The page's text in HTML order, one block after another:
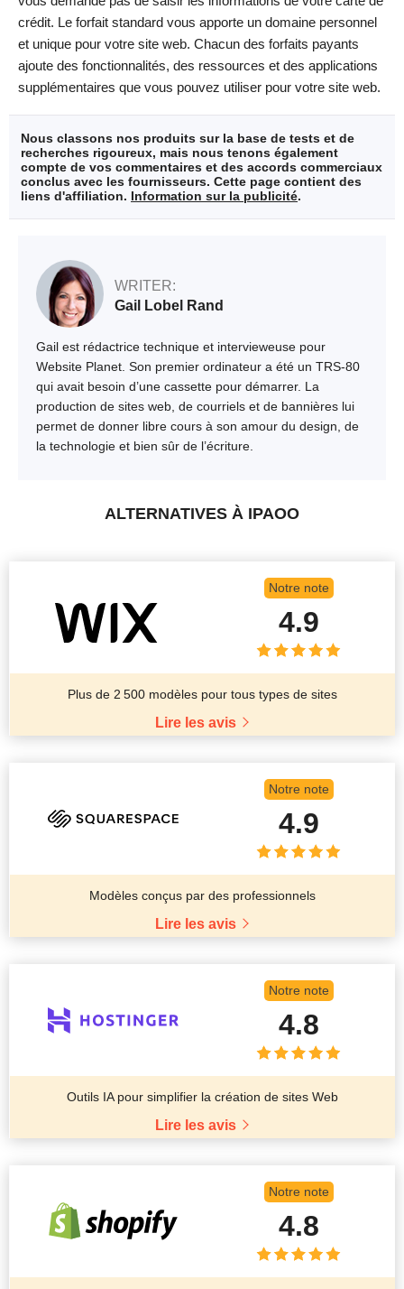
crédit. Le forfait standard vous apporte un domaine personnel
et unique pour votre site web. Chacun des forfaits payants
ajoute des fonctionnalités, des ressources et des applications
supplémentaires que vous pouvez utiliser pour votre site web.
Nous classons nos produits sur la base de tests et de
recherches rigoureux, mais nous tenons également
compte de vos commentaires et des accords commerciaux
conclus avec les fournisseurs. Cette page contient des
liens d'affiliation. Information sur la publicité.
WRITER:
Gail Lobel Rand
Gail est rédactrice technique et intervieweuse pour
Website Planet. Son premier ordinateur a été un TRS-80
qui avait besoin d’une cassette pour démarrer. La
production de sites web, de courriels et de bannières lui
permet de donner libre cours à son amour du design, de
la technologie et bien sûr de l’écriture.
ALTERNATIVES À IPAOO
Notre note
4.9
Plus de 2 500 modèles pour tous types de sites
Lire les avis
Notre note
4.9
Modèles conçus par des professionnels
Lire les avis
Notre note
4.8
Outils IA pour simplifier la création de sites Web
Lire les avis
Notre note
4.8